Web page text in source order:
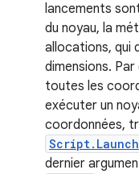
lancements
du noyau, la
allocations, qui
dimensions.
toutes les
exécuter un
coordonnées,
dernier